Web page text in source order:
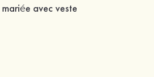
avec veste